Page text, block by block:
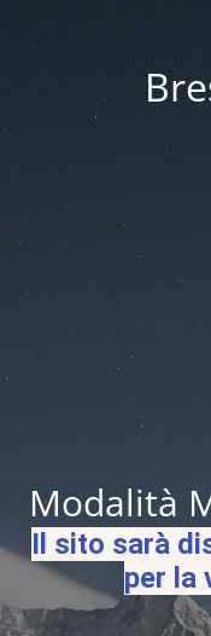
Modalità
Il sito sarà
per la